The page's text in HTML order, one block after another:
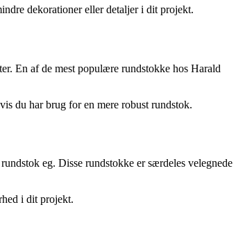
dekorationer eller detaljer i dit projekt.
En af de mest populære rundstokke hos Harald
du har brug for en mere robust rundstok.
eg. Disse rundstokke er særdeles velegnede
i dit projekt.